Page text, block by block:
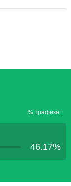
% трафика:
46.17%